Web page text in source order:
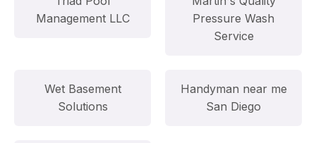
Management LLC
Pressure Wash
Service
Wet Basement
Solutions
Handyman near me
San Diego